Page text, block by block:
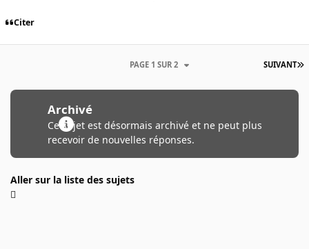
Citer
SUIVANT
PAGE 1 SUR 2
Archivé
Ce sujet est désormais archivé et ne peut plus
recevoir de nouvelles réponses.
Aller sur la liste des sujets